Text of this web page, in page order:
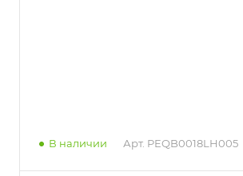
В наличии Арт. PEQB0018LH005